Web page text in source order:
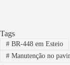
Tags
#BR-448 em Esteio
#Manutenção no